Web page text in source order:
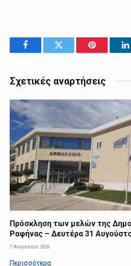
FacebookTwitter Pinterest
Σχετικές αναρτήσεις
Πρόσκληση των μελών της
Ραφήνας – Δευτέρα 31
7 Αυγούστου 2026
Περισσότερα